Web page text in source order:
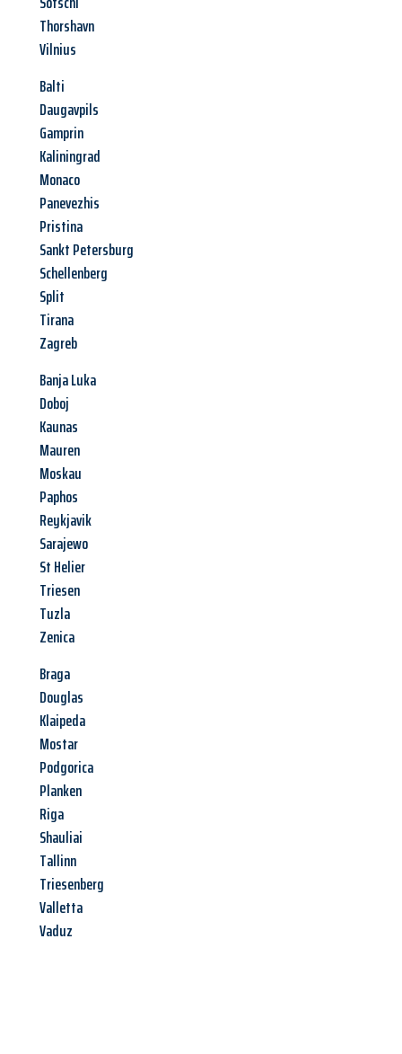
Thorshavn
Vilnius
Balti
Daugavpils
Gamprin
Kaliningrad
Monaco
Panevezhis
Pristina
Sankt Petersburg
Schellenberg
Split
Tirana
Zagreb
Banja Luka
Doboj
Kaunas
Mauren
Moskau
Paphos
Reykjavik
Sarajewo
St Helier
Triesen
Tuzla
Zenica
Braga
Douglas
Klaipeda
Mostar
Podgorica
Planken
Riga
Shauliai
Tallinn
Triesenberg
Valletta
Vaduz